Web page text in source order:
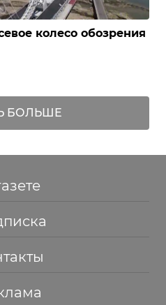
колесо обозрения
БОЛЬШЕ